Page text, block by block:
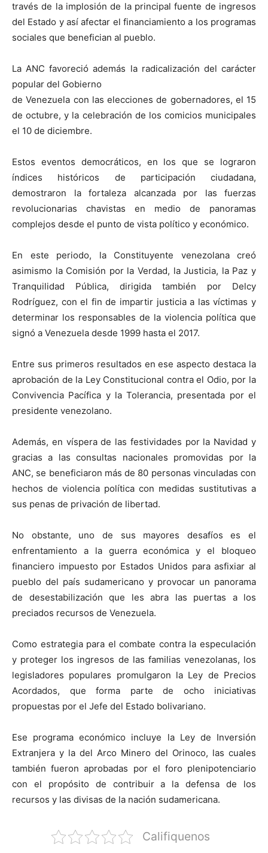
través de la implosión de la principal fuente de ingresos
del Estado y así afectar el financiamiento a los programas
sociales que benefician al pueblo.
La ANC favoreció además la radicalización del carácter
popular del Gobierno
de Venezuela con las elecciones de gobernadores, el 15
de octubre, y la celebración de los comicios municipales
el 10 de diciembre.
Estos eventos democráticos, en los que se lograron
índices históricos de participación ciudadana,
demostraron la fortaleza alcanzada por las fuerzas
revolucionarias chavistas en medio de panoramas
complejos desde el punto de vista político y económico.
En este periodo, la Constituyente venezolana creó
asimismo la Comisión por la Verdad, la Justicia, la Paz y
Tranquilidad Pública, dirigida también por Delcy
Rodríguez, con el fin de impartir justicia a las víctimas y
determinar los responsables de la violencia política que
signó a Venezuela desde 1999 hasta el 2017.
Entre sus primeros resultados en ese aspecto destaca la
aprobación de la Ley Constitucional contra el Odio, por la
Convivencia Pacífica y la Tolerancia, presentada por el
presidente venezolano.
Además, en víspera de las festividades por la Navidad y
gracias a las consultas nacionales promovidas por la
ANC, se beneficiaron más de 80 personas vinculadas con
hechos de violencia política con medidas sustitutivas a
sus penas de privación de libertad.
No obstante, uno de sus mayores desafíos es el
enfrentamiento a la guerra económica y el bloqueo
financiero impuesto por Estados Unidos para asfixiar al
pueblo del país sudamericano y provocar un panorama
de desestabilización que les abra las puertas a los
preciados recursos de Venezuela.
Como estrategia para el combate contra la especulación
y proteger los ingresos de las familias venezolanas, los
legisladores populares promulgaron la Ley de Precios
Acordados, que forma parte de ocho iniciativas
propuestas por el Jefe del Estado bolivariano.
Ese programa económico incluye la Ley de Inversión
Extranjera y la del Arco Minero del Orinoco, las cuales
también fueron aprobadas por el foro plenipotenciario
con el propósito de contribuir a la defensa de los
recursos y las divisas de la nación sudamericana.
Califiquenos